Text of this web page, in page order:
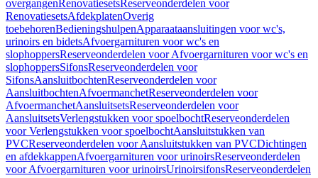
overgangenRenovatiesetsReserveonderdelen voor
RenovatiesetsAfdekplatenOverig
toebehorenBedieningshulpenApparaataansluitingen voor wc's,
urinoirs en bidetsAfvoergarnituren voor wc's en
slophoppersReserveonderdelen voor Afvoergarnituren voor wc's en
slophoppersSifonsReserveonderdelen voor
SifonsAansluitbochtenReserveonderdelen voor
AansluitbochtenAfvoermanchetReserveonderdelen voor
AfvoermanchetAansluitsetsReserveonderdelen voor
AansluitsetsVerlengstukken voor spoelbochtReserveonderdelen
voor Verlengstukken voor spoelbochtAansluitstukken van
PVCReserveonderdelen voor Aansluitstukken van PVCDichtingen
en afdekkappenAfvoergarnituren voor urinoirsReserveonderdelen
voor Afvoergarnituren voor urinoirsUrinoirsifonsReserveonderdelen